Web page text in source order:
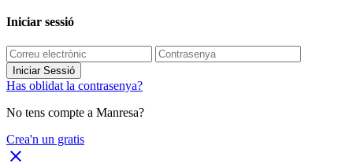
Iniciar sessió
Iniciar Sessió
Has oblidat la contrasenya?
No tens compte a Manresa?
Crea'n un gratis
close